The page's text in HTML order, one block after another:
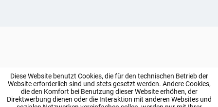
Diese Website benutzt Cookies, die für den technischen Betrieb der
Website erforderlich sind und stets gesetzt werden. Andere Cookies,
die den Komfort bei Benutzung dieser Website erhöhen, der
Direktwerbung dienen oder die Interaktion mit anderen Websites und